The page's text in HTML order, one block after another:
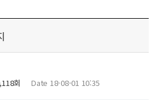
회 Date 18-08-01 10:35